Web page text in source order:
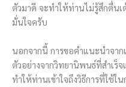
ตัวมาดี จะทำให้ท่านไม่รู้สึกตื่น
มั่นใจครับ
นอกจากนี้ การขอคำแนะนำจา
ตัวอย่างจากวิทยานิพนธ์ที่สำเร็
ทำให้ท่านเข้าใจถึงวิธีการที่ใช้